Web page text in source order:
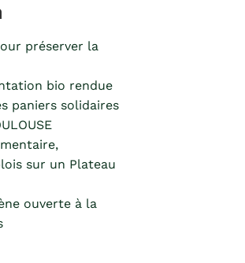
préserver la
bio rendue
paniers solidaires
sur un Plateau
ouverte à la